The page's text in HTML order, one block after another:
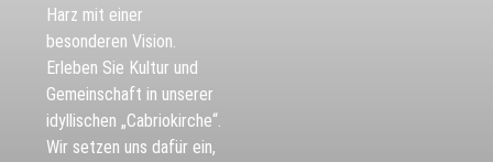
Harz mit einer
besonderen Vision.
Erleben Sie Kultur und
Gemeinschaft in unserer
idyllischen „Cabriokirche“.
Wir setzen uns dafür ein,